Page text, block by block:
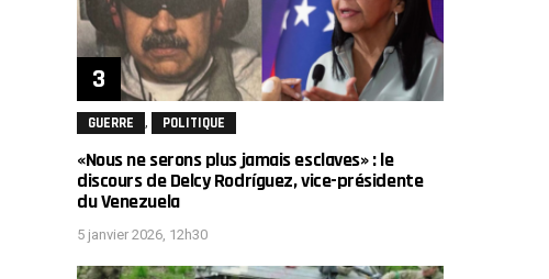
GUERRE , POLITIQUE
«Nous ne serons plus jamais esclaves» : le
discours de Delcy Rodríguez, vice-présidente
du Venezuela
5 janvier 2026, 12h30